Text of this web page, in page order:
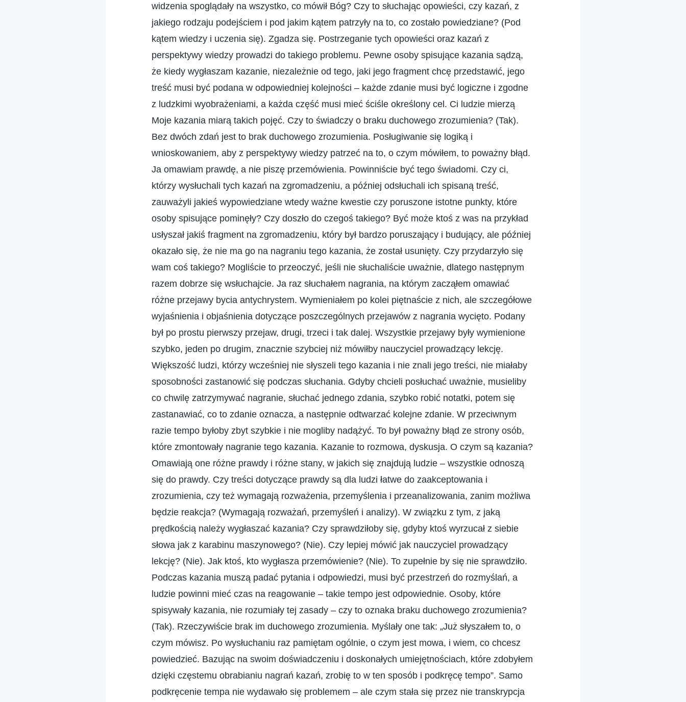
widzenia spoglądały na wszystko, co mówił Bóg? Czy to słuchając opowieści, czy kazań, z
jakiego rodzaju podejściem i pod jakim kątem patrzyły na to, co zostało powiedziane? (Pod
kątem wiedzy i uczenia się). Zgadza się. Postrzeganie tych opowieści oraz kazań z
perspektywy wiedzy prowadzi do takiego problemu. Pewne osoby spisujące kazania sądzą,
że kiedy wygłaszam kazanie, niezależnie od tego, jaki jego fragment chcę przedstawić, jego
treść musi być podana w odpowiedniej kolejności – każde zdanie musi być logiczne i zgodne
z ludzkimi wyobrażeniami, a każda część musi mieć ściśle określony cel. Ci ludzie mierzą
Moje kazania miarą takich pojęć. Czy to świadczy o braku duchowego zrozumienia? (Tak).
Bez dwóch zdań jest to brak duchowego zrozumienia. Posługiwanie się logiką i
wnioskowaniem, aby z perspektywy wiedzy patrzeć na to, o czym mówiłem, to poważny błąd.
Ja omawiam prawdę, a nie piszę przemówienia. Powinniście być tego świadomi. Czy ci,
którzy wysłuchali tych kazań na zgromadzeniu, a później odsłuchali ich spisaną treść,
zauważyli jakieś wypowiedziane wtedy ważne kwestie czy poruszone istotne punkty, które
osoby spisujące pominęły? Czy doszło do czegoś takiego? Być może ktoś z was na przykład
usłyszał jakiś fragment na zgromadzeniu, który był bardzo poruszający i budujący, ale później
okazało się, że nie ma go na nagraniu tego kazania, że został usunięty. Czy przydarzyło się
wam coś takiego? Mogliście to przeoczyć, jeśli nie słuchaliście uważnie, dlatego następnym
razem dobrze się wsłuchajcie. Ja raz słuchałem nagrania, na którym zacząłem omawiać
różne przejawy bycia antychrystem. Wymieniałem po kolei piętnaście z nich, ale szczegółowe
wyjaśnienia i objaśnienia dotyczące poszczególnych przejawów z nagrania wycięto. Podany
był po prostu pierwszy przejaw, drugi, trzeci i tak dalej. Wszystkie przejawy były wymienione
szybko, jeden po drugim, znacznie szybciej niż mówiłby nauczyciel prowadzący lekcję.
Większość ludzi, którzy wcześniej nie słyszeli tego kazania i nie znali jego treści, nie miałaby
sposobności zastanowić się podczas słuchania. Gdyby chcieli posłuchać uważnie, musieliby
co chwilę zatrzymywać nagranie, słuchać jednego zdania, szybko robić notatki, potem się
zastanawiać, co to zdanie oznacza, a następnie odtwarzać kolejne zdanie. W przeciwnym
razie tempo byłoby zbyt szybkie i nie mogliby nadążyć. To był poważny błąd ze strony osób,
które zmontowały nagranie tego kazania. Kazanie to rozmowa, dyskusja. O czym są kazania?
Omawiają one różne prawdy i różne stany, w jakich się znajdują ludzie – wszystkie odnoszą
się do prawdy. Czy treści dotyczące prawdy są dla ludzi łatwe do zaakceptowania i
zrozumienia, czy też wymagają rozważenia, przemyślenia i przeanalizowania, zanim możliwa
będzie reakcja? (Wymagają rozważań, przemyśleń i analizy). W związku z tym, z jaką
prędkością należy wygłaszać kazania? Czy sprawdziłoby się, gdyby ktoś wyrzucał z siebie
słowa jak z karabinu maszynowego? (Nie). Czy lepiej mówić jak nauczyciel prowadzący
lekcję? (Nie). Jak ktoś, kto wygłasza przemówienie? (Nie). To zupełnie by się nie sprawdziło.
Podczas kazania muszą padać pytania i odpowiedzi, musi być przestrzeń do rozmyślań, a
ludzie powinni mieć czas na reagowanie – takie tempo jest odpowiednie. Osoby, które
spisywały kazania, nie rozumiały tej zasady – czy to oznaka braku duchowego zrozumienia?
(Tak). Rzeczywiście brak im duchowego zrozumienia. Myślały one tak: „Już słyszałem to, o
czym mówisz. Po wysłuchaniu raz pamiętam ogólnie, o czym jest mowa, i wiem, co chcesz
powiedzieć. Bazując na swoim doświadczeniu i doskonałych umiejętnościach, które zdobyłem
dzięki częstemu obrabianiu nagrań kazań, zrobię to w ten sposób i podkręcę tempo”. Samo
podkręcenie tempa nie wydawało się problemem – ale czym stała się przez nie transkrypcja